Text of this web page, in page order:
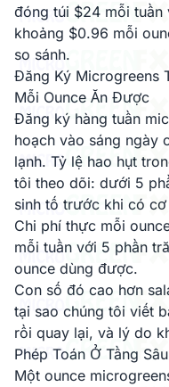
đóng túi $24 mỗi tuần
khoảng $0.96 mỗi
so sánh.
Đăng Ký Microgreens
Mỗi Ounce Ăn Được
Đăng ký hàng tuần
hoạch vào sáng ngày
lạnh. Tỷ lệ hao hụt
tôi theo dõi: dưới 5
sinh tố trước khi có
Chi phí thực mỗi
mỗi tuần với 5 phần
ounce dùng được.
Con số đó cao hơn
tại sao chúng tôi viết
rồi quay lại, và lý do
Phép Toán Ở Tầng Sâu
Một ounce